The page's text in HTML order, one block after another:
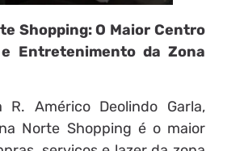
Shopping: O Maior Centro
Entretenimento da Zona
R. Américo Deolindo Garla,
Norte Shopping é o maior